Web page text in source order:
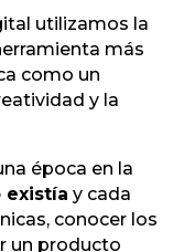
utilizamos la
más
como un
y la
época en la
existía y cada
conocer los
un producto